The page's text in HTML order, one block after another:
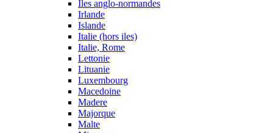
Iles anglo-normandes
Irlande
Islande
Italie (hors iles)
Italie, Rome
Lettonie
Lituanie
Luxembourg
Macedoine
Madere
Majorque
Malte